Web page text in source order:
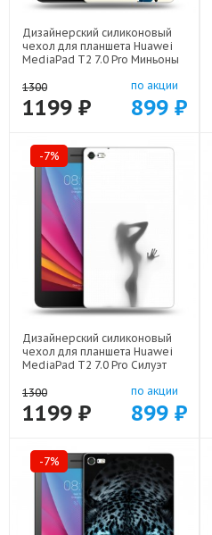
Дизайнерский силиконовый
чехол для планшета Huawei
MediaPad T2 7.0 Pro Миньоны
1300
1199 ₽
по акции
899 ₽
-7%
Дизайнерский силиконовый
чехол для планшета Huawei
MediaPad T2 7.0 Pro Силуэт
1300
1199 ₽
по акции
899 ₽
-7%